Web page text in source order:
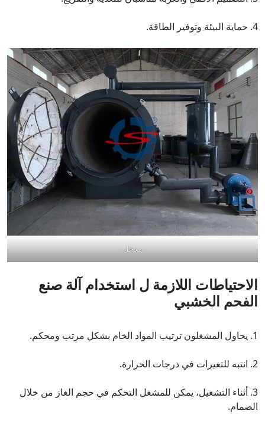
4. حماية البيئة وتوفير الطاقة.
مدخل
الاحتياطات اللازمة ل استخدام آلة صنع
الفحم الخشبي
1. يحاول المشغلون ترتيب المواد الخام بشكل مرتب ومحكم.
2. انتبه للتغيرات في درجات الحرارة.
3. أثناء التشغيل، يمكن للمشغل التحكم في حجم الغاز من خلال
الصمام.